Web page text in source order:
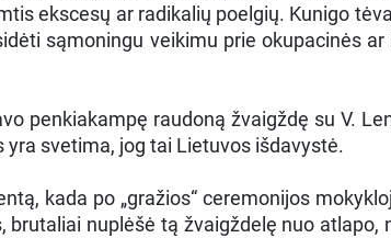
ekscesų ar radikalių poelgių. Kunigo
sąmoningu veikimu prie okupacinės
penkiakampę raudoną žvaigždę su V.
svetima, jog tai Lietuvos išdavystė.
kada po „gražios“ ceremonijos
nuplėšė tą žvaigždelę nuo atlapo,